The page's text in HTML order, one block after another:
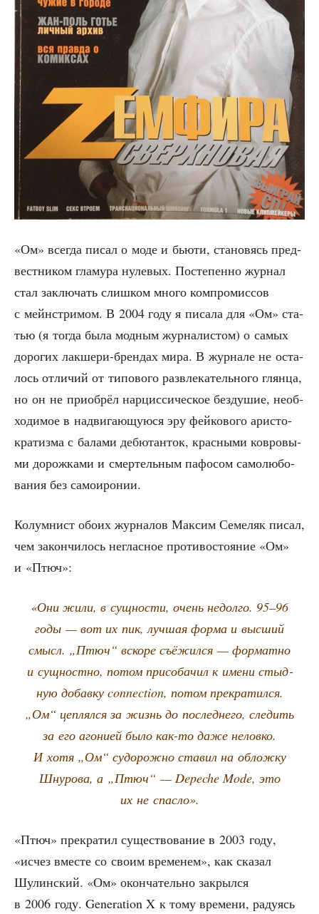
«Ом» все­гда писал о моде и бью­ти, ста­но­вясь пред­
вест­ни­ком гла­му­ра нуле­вых. Посте­пен­но жур­нал
стал заклю­чать слиш­ком мно­го ком­про­мис­сов
с мейн­стри­мом. В 2004 году я писа­ла для «Ом» ста­
тью (я тогда была мод­ным жур­на­ли­стом) о самых
доро­гих лак­ше­ри-брен­дах мира. В жур­на­ле не оста­
лось отли­чий от типо­во­го раз­вле­ка­тель­но­го глян­ца,
но он не при­об­рёл нар­цис­си­че­ское без­ду­шие, необ­
хо­ди­мое в надви­га­ю­щу­ю­ся эру фей­ко­во­го ари­сто­
кра­тиз­ма с бала­ми дебю­тан­ток, крас­ны­ми ков­ро­вы­
ми дорож­ка­ми и смер­тель­ным пафо­сом само­лю­бо­
ва­ния без самоиронии.
Колум­нист обо­их жур­на­лов Мак­сим Семе­ляк писал,
чем закон­чи­лось неглас­ное про­ти­во­сто­я­ние «Ом»
и «Птюч»:
«Они жили, в сущ­но­сти, очень недол­го. 95–96
годы — вот их пик, луч­шая фор­ма и выс­ший
смысл. „Птюч“ вско­ре съё­жил­ся — фор­мат­но
и сущ­ност­но, потом при­со­ба­чил к име­ни стыд­
ную добав­ку connection, потом пре­кра­тил­ся.
„Ом“ цеп­лял­ся за жизнь до послед­не­го, сле­дить
за его аго­ни­ей было как-то даже нелов­ко.
И хотя „Ом“ судо­рож­но ста­вил на облож­ку
Шну­ро­ва, а „Птюч“ — Depeche Mode, это
их не спасло».
«Птюч» пре­кра­тил суще­ство­ва­ние в 2003 году,
«исчез вме­сте со сво­им вре­ме­нем», как ска­зал
Шулин­ский. «Ом» окон­ча­тель­но закрыл­ся
в 2006 году. Generation X к тому вре­ме­ни, раду­ясь